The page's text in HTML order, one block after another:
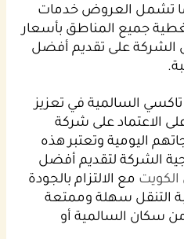
كما تشمل العروض خدمات
جميع المناطق بأسعار
على تقديم أفضل
السالمية في تعزيز
الاعتماد على شركة
اليومية وتعتبر هذه
الشركة لتقديم أفضل
مع الالتزام بالجودة
التنقل سهلة وممتعة
سكان السالمية أو